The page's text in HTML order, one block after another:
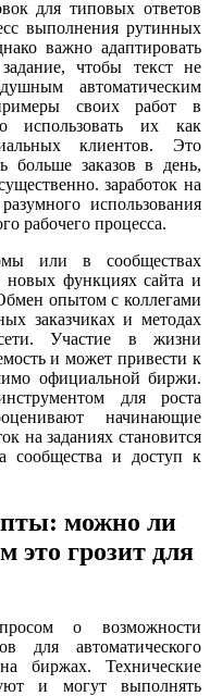
для типовых ответов
выполнения рутинных
важно адаптировать
чтобы текст не
автоматическим
своих работ в
использовать их как
клиентов. Это
больше заказов в день,
заработок на
использования
рабочего процесса.
или в сообществах
новых функциях сайта и
опытом с коллегами
заказчиках и методах
Участие в жизни
и может привести к
официальной биржи.
для роста
начинающие
на заданиях становится
сообщества и доступ к
можно ли
это грозит для
о возможности
для автоматического
биржах. Технические
и могут выполнять